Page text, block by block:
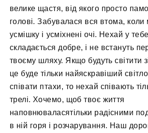
велике щастя, від якого просто
голові. Забувалася вся втома,
усмішку і усміхнені очі. Нехай у
складається добре, і не встануть
твоєму шляху. Якщо будуть світити
це буде тільки найяскравіший
співати птахи, то нехай співають
трелі. Хочемо, щоб твоє життя
наповнюваласятільки радісними
в ній горя і розчарування. Наш